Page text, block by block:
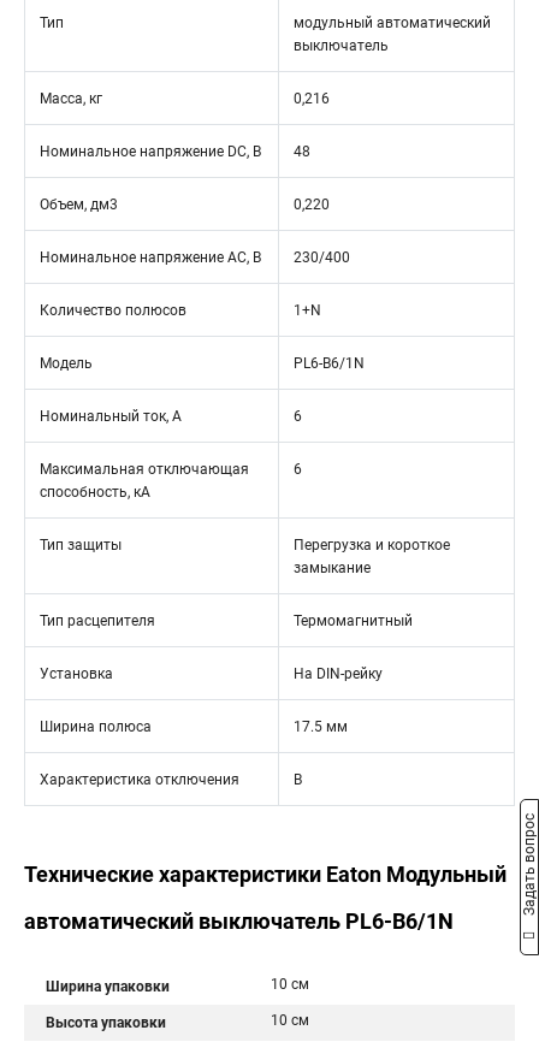
Тип
модульный автоматический
выключатель
Масса, кг 0,216
Номинальное напряжение DC, В 48
Объем, дм3 0,220
Номинальное напряжение АС, В 230/400
Количество полюсов 1+N
Модель PL6-B6/1N
Номинальный ток, А 6
Максимальная отключающая
способность, кА
6
Тип защиты
Перегрузка и короткое
замыкание
Тип расцепителя Термомагнитный
Установка На DIN-рейку
Ширина полюса 17.5 мм
Характеристика отключения B
Технические характеристики Eaton Модульный
автоматический выключатель PL6-B6/1N
Ширина упаковки 10 см
Высота упаковки 10 см
Задать вопрос